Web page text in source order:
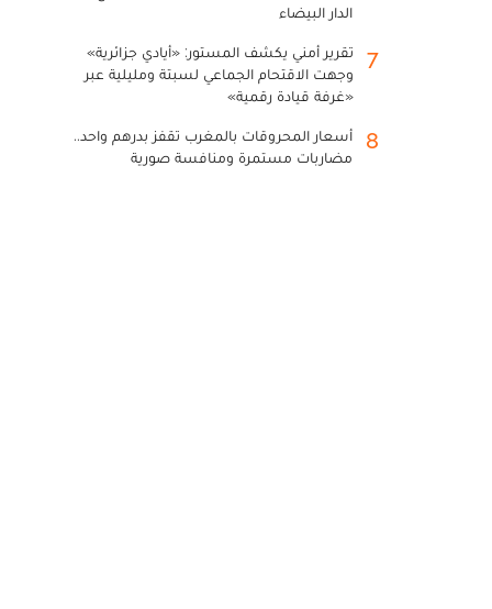
الدار البيضاء
7
تقرير أمني يكشف المستور: «أيادي جزائرية»
وجهت الاقتحام الجماعي لسبتة ومليلية عبر
«غرفة قيادة رقمية»
8
أسعار المحروقات بالمغرب تقفز بدرهم واحد..
مضاربات مستمرة ومنافسة صورية